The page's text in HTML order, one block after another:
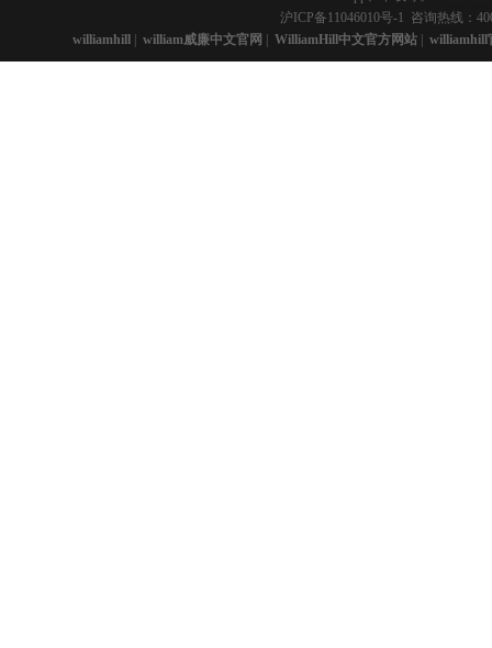
沪ICP备11046010号-1 咨询热线：
williamhill
william威廉中文官网 WilliamHill中文官方网站| williamhill